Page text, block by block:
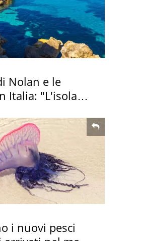
Nolan e le
Italia: "L'isola
i nuovi pesci